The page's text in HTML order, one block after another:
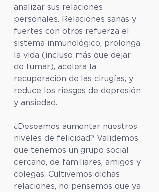
analizar sus relaciones
personales. Relaciones sanas y
fuertes con otros refuerza el
sistema inmunológico, prolonga
la vida (incluso más que dejar
de fumar), acelera la
recuperación de las cirugías, y
reduce los riesgos de depresión
y ansiedad.
¿Deseamos aumentar nuestros
niveles de felicidad? Validemos
que tenemos un grupo social
cercano, de familiares, amigos y
colegas. Cultivemos dichas
relaciones, no pensemos que ya